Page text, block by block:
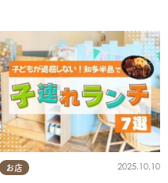
お店 2025.10.10